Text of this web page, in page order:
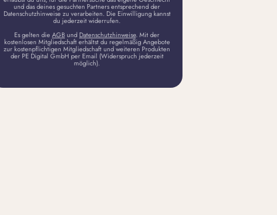
und das deines gesuchten Partners entsprechend der
Datenschutzhinweise zu verarbeiten. Die Einwilligung kannst
du jederzeit widerrufen.
Es gelten dieAGBund Datenschutzhinweise. Mit der
kostenlosen Mitgliedschaft erhältst du regelmäßig Angebote
zur kostenpflichtigen Mitgliedschaft und weiteren Produkten
der PE Digital GmbH per Email (Widerspruch jederzeit
möglich).